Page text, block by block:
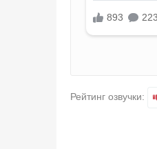
Рейтинг озвучки: